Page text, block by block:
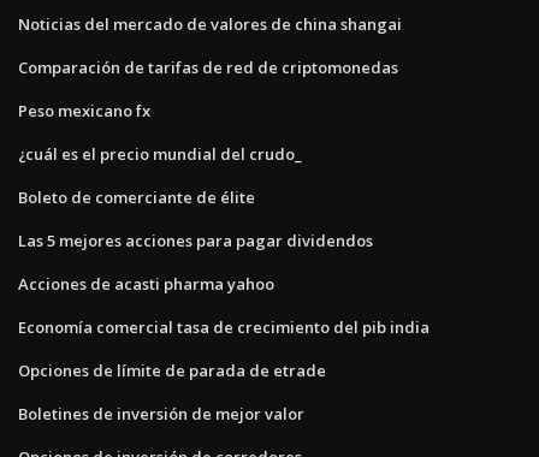
Noticias del mercado de valores de china shangai
Comparación de tarifas de red de criptomonedas
Peso mexicano fx
¿cuál es el precio mundial del crudo_
Boleto de comerciante de élite
Las 5 mejores acciones para pagar dividendos
Acciones de acasti pharma yahoo
Economía comercial tasa de crecimiento del pib india
Opciones de límite de parada de etrade
Boletines de inversión de mejor valor